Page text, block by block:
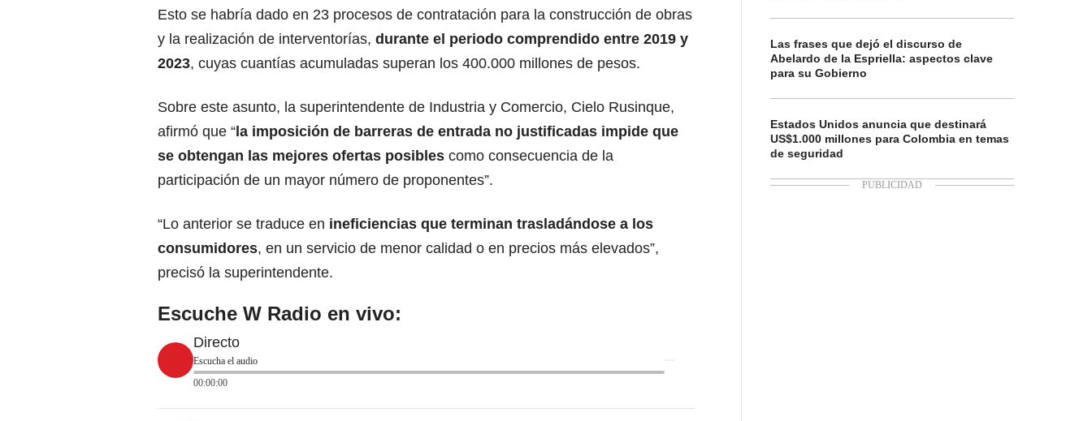
Esto se habría dado en 23 procesos de contratación para la construcción de obras
y la realización de interventorías, durante el periodo comprendido entre 2019 y
2023, cuyas cuantías acumuladas superan los 400.000 millones de pesos.
Sobre este asunto, la superintendente de Industria y Comercio, Cielo Rusinque,
afirmó que “ la imposición de barreras de entrada no justificadas impide que
se obtengan las mejores ofertas posibles como consecuencia de la
participación de un mayor número de proponentes”.
“Lo anterior se traduce en ineficiencias que terminan trasladándose a los
consumidores, en un servicio de menor calidad o en precios más elevados”,
precisó la superintendente.
Escuche W Radio en vivo:
Directo
Escucha el audio
00:00:00
Las frases que dejó el discurso de
Abelardo de la Espriella: aspectos clave
para su Gobierno
Estados Unidos anuncia que destinará
US$1.000 millones para Colombia en temas
de seguridad